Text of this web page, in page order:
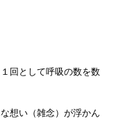
回として呼吸の数を数
想い（雑念）が浮かん